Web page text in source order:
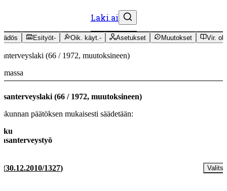
Laki.ai
Esityöt- Oik. käyt.- Asetukset Muutokset Vir.
(66 / 1972, muutoksineen)
(66 / 1972, muutoksineen)
päätöksen mukaisesti säädetään:
(30.12.2010/1327)